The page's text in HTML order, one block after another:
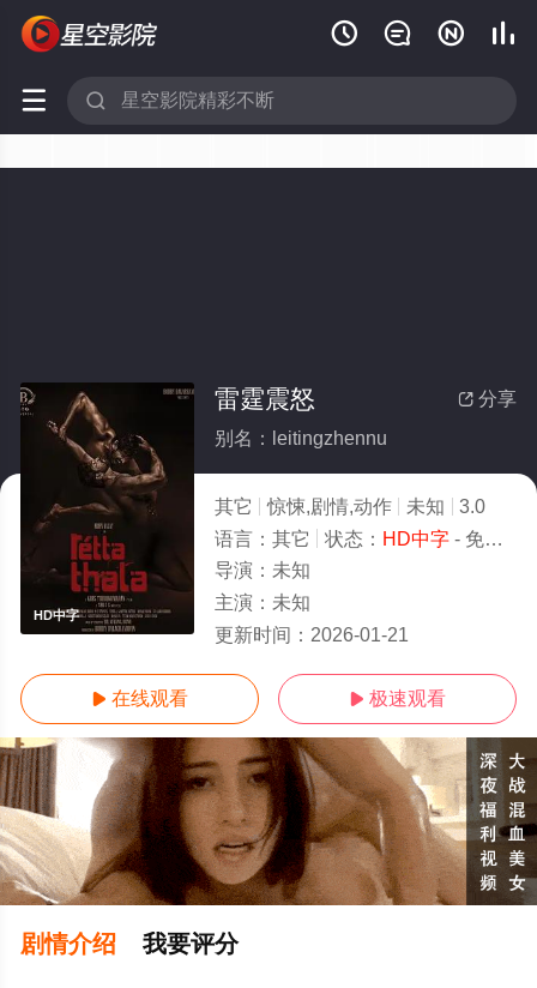
   
 
HD中字
 分享
雷霆震怒
别名：leitingzhennu
其它 惊悚,剧情,动作 未知
3.0
语言： 其它 状态： HD中字- 免费在线观看
导演： 未知
主演： 未知
更新时间： 2026-01-21
 在线观看  极速观看
剧情介绍 我要评分